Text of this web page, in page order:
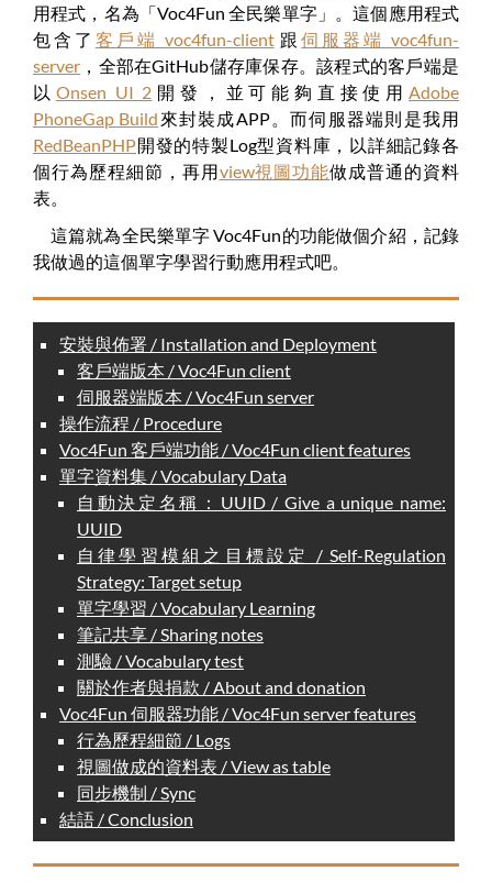
用程式，名為「Voc4Fun 全民樂單字」。這個應用程式
包含了 客戶端 voc4fun-client跟伺服器端 voc4fun-
server ，全部在GitHub儲存庫保存。該程式的客戶端是
以 Onsen UI 2 開發，並可能夠直接使用Adobe
PhoneGap Build 來封裝成APP。而伺服器端則是我用
RedBeanPHP開發的特製Log型資料庫，以詳細記錄各
個行為歷程細節，再用view視圖功能做成普通的資料
表。
這篇就為全民樂單字 Voc4Fun的功能做個介紹，記錄
我做過的這個單字學習行動應用程式吧。
安裝與佈署 / Installation and Deployment
客戶端版本 / Voc4Fun client
伺服器端版本 / Voc4Fun server
操作流程 / Procedure
Voc4Fun 客戶端功能 / Voc4Fun client features
單字資料集 / Vocabulary Data
自動決定名稱：UUID / Give a unique name:
UUID
自律學習模組之目標設定 / Self-Regulation
Strategy: Target setup
單字學習 / Vocabulary Learning
筆記共享 / Sharing notes
測驗 / Vocabulary test
關於作者與捐款 / About and donation
Voc4Fun 伺服器功能 / Voc4Fun server features
行為歷程細節 / Logs
視圖做成的資料表 / View as table
同步機制 / Sync
結語 / Conclusion